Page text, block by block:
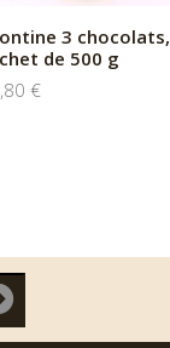
3 chocolats,
de 500 g
€